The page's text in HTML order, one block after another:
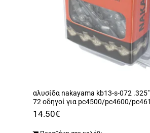
αλυσίδα nakayama kb13-s-072
72 οδηγοί για pc4500/pc4600/
14.50€